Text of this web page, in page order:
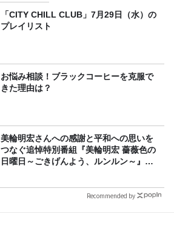
「CITY CHILL CLUB」7月29日（水）の
プレイリスト
お悩み相談！ブラックコーヒーを克服で
きた理由は？
美輪明宏さんへの感謝と平和への思いを
つなぐ追悼特別番組『美輪明宏 薔薇色の
日曜日～ごきげんよう、ルンルン～』
Recommended by